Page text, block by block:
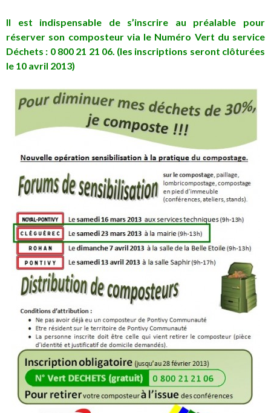
Il est indispensable de s’inscrire au préalable pour
réserver son composteur via le Numéro Vert du service
Déchets : 0 800 21 21 06. (les inscriptions seront clôturées
le 10 avril 2013)